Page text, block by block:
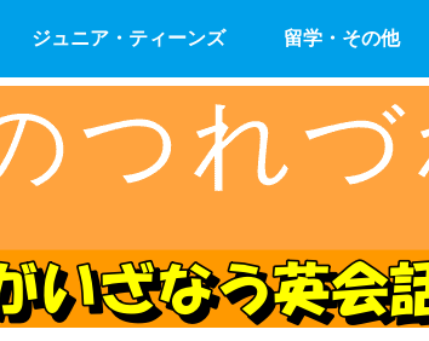
ジュニア・ティーンズ 留学・その他